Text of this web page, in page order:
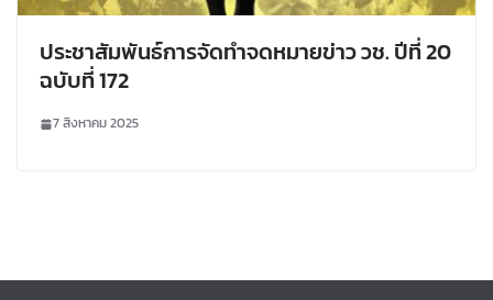
ประชาสัมพันธ์การจัดทำจดหมายข่าว วช. ปีที่ 20
ฉบับที่ 172
7 สิงหาคม 2025